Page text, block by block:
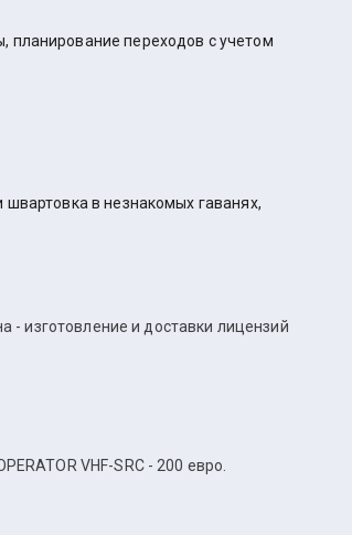
планирование переходов с учетом
в незнакомых гаванях,
- изготовление и доставки лицензий
VHF-SRC - 200 евро.